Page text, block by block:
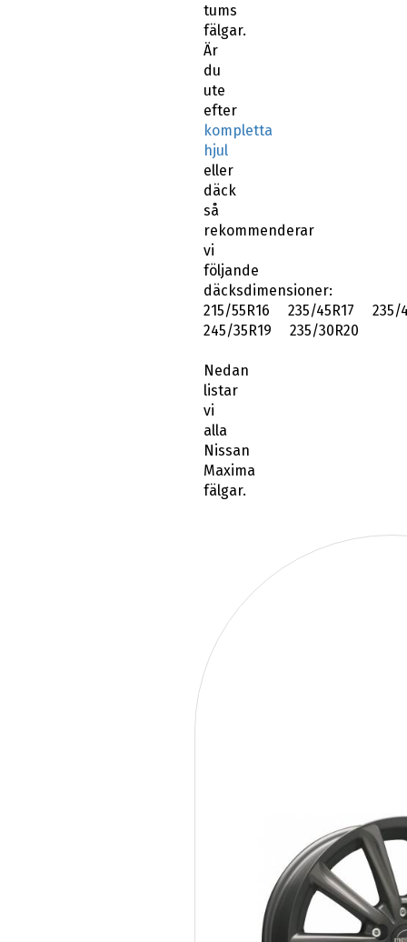
tums
fälgar.
Är
du
ute
efter
kompletta
hjul
eller
däck
så
rekommenderar
vi
följande
däcksdimensioner:
215/55R16 235/45R17 235/
245/35R19 235/30R20
Nedan
listar
vi
alla
Nissan
Maxima
fälgar.